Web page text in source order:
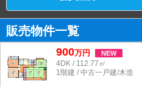
販売物件一覧
900万円 NEW
4DK / 112.77㎡
1階建 / 中古一戸建/木造